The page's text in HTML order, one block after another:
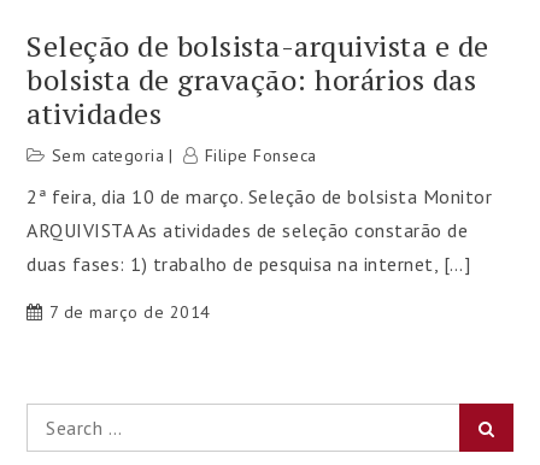
Seleção de bolsista-arquivista e de
bolsista de gravação: horários das
atividades
Sem categoria Filipe Fonseca
2ª feira, dia 10 de março. Seleção de bolsista Monitor
ARQUIVISTA As atividades de seleção constarão de
duas fases: 1) trabalho de pesquisa na internet, […]
7 de março de 2014
Search
for: